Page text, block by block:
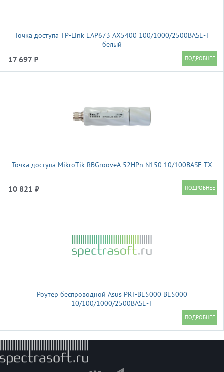
Точка доступа TP-Link EAP673 AX5400 100/1000/2500BASE-T
белый
17 697 ₽
Точка доступа MikroTik RBGrooveA-52HPn N150 10/100BASE-TX
10 821 ₽
Роутер беспроводной Asus PRT-BE5000 BE5000
10/100/1000/2500BASE-T